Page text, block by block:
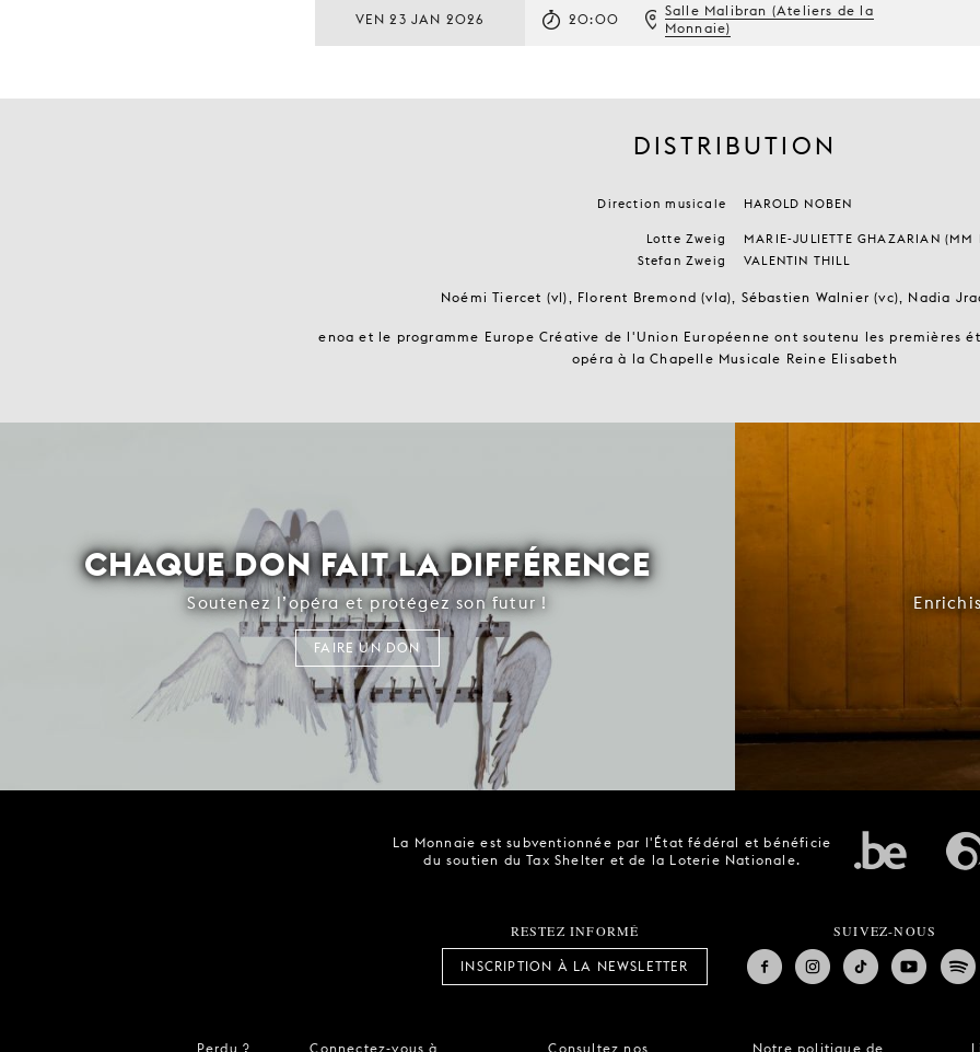
VEN 23 JAN 2026 20:00
Salle Malibran (Ateliers de la
Monnaie)
DISTRIBUTION
Direction musicale HAROLD NOBEN
Lotte Zweig
MARIE-JULIETTE GHAZARIAN (MM
Stefan Zweig
VALENTIN THILL
Noémi Tiercet (vl), Florent Bremond (vla), Sébastien Walnier (vc), Nadia
enoa et le programme Europe Créative de l'Union Européenne ont soutenu les premières
opéra à la Chapelle Musicale Reine Elisabeth
CHAQUE DON FAIT LA DIFFÉRENCE
Soutenez l’opéra et protégez son futur !
FAIRE UN DON
La Monnaie est subventionnée par l'État fédéral et bénéficie
du soutien du Tax Shelter et de la Loterie Nationale.
RESTEZ INFORMÉ
INSCRIPTION À LA NEWSLETTER
SUIVEZ-NOUS
Perdu ? Connectez-vous à Consultez nos Notre politique de